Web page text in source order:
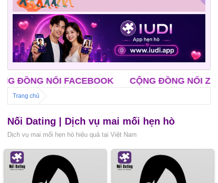
NỐI FACEBOOK CỘNG ĐỒNG NỐI ZALO
Trang chủ
Nối Dating | Dịch vụ mai mối hẹn hò
Dịch vụ mai mối hẹn hò hiệu quả tại Việt Nam